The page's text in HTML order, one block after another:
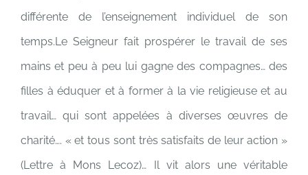
différente de l’enseignement individuel de son
temps.Le Seigneur fait prospérer le travail de ses
mains et peu à peu lui gagne des compagnes… des
filles à éduquer et à former à la vie religieuse et au
travail… qui sont appelées à diverses œuvres de
charité…. « et tous sont très satisfaits de leur action »
(Lettre à Mons Lecoz)… Il vit alors une véritable